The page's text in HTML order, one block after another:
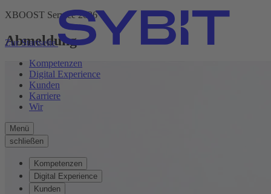
Zur Startseite
Kompetenzen
Digital Experience
Kunden
Karriere
Wir
Menü
schließen
Kompetenzen
Digital Experience
Kunden
XBOOST Service 2026
Abmeldung